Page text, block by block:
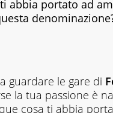
abbia portato ad
guardare le gare di
la tua passione è
cosa ti abbia